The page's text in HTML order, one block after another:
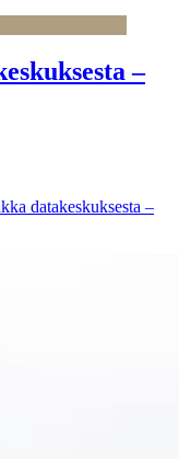
–
datakeskuksesta –